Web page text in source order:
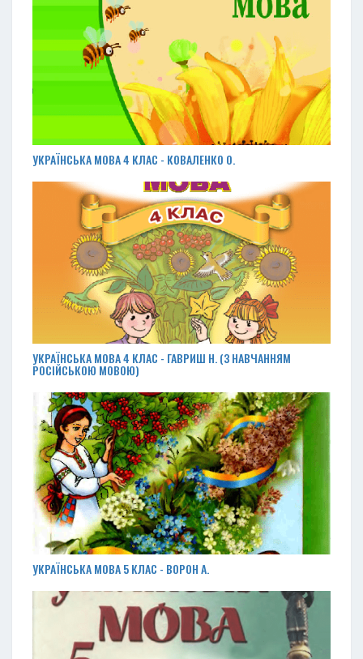
УКРАЇНСЬКА МОВА 4 КЛАС - КОВАЛЕНКО О.
УКРАЇНСЬКА МОВА 4 КЛАС - ГАВРИШ Н. (З НАВЧАННЯМ
РОСІЙСЬКОЮ МОВОЮ)
УКРАЇНСЬКА МОВА 5 КЛАС - ВОРОН А.